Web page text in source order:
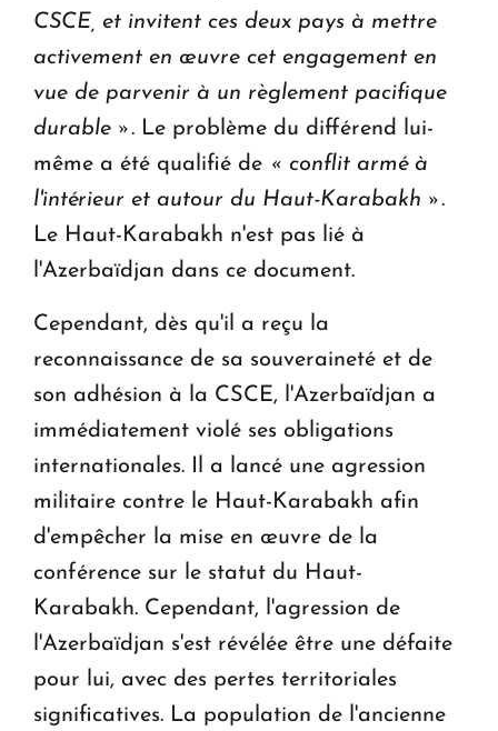
CSCE, et invitent ces deux pays à mettre
activement en œuvre cet engagement en
vue de parvenir à un règlement pacifique
durable ». Le problème du différend lui-
même a été qualifié de « conflit armé à
l'intérieur et autour du Haut-Karabakh ».
Le Haut-Karabakh n'est pas lié à
l'Azerbaïdjan dans ce document.
Cependant, dès qu'il a reçu la
reconnaissance de sa souveraineté et de
son adhésion à la CSCE, l'Azerbaïdjan a
immédiatement violé ses obligations
internationales. Il a lancé une agression
militaire contre le Haut-Karabakh afin
d'empêcher la mise en œuvre de la
conférence sur le statut du Haut-
Karabakh. Cependant, l'agression de
l'Azerbaïdjan s'est révélée être une défaite
pour lui, avec des pertes territoriales
significatives. La population de l'ancienne